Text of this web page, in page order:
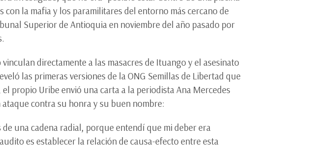
la mafia y los paramilitares del entorno más cercano de
Superior de Antioquia en noviembre del año pasado por
directamente a las masacres de Ituango y el asesinato
las primeras versiones de la ONG Semillas de Libertad que
propio Uribe envió una carta a la periodista Ana Mercedes
contra su honra y su buen nombre:
una cadena radial, porque entendí que mi deber era
es establecer la relación de causa-efecto entre esta